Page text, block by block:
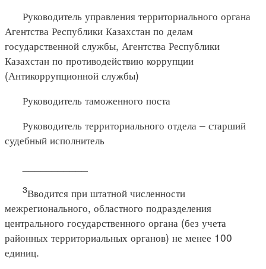
Руководитель управления территориального органа
Агентства Республики Казахстан по делам
государственной службы, Агентства Республики
Казахстан по противодействию коррупции
(Антикоррупционной службы)
Руководитель таможенного поста
Руководитель территориального отдела – старший
судебный исполнитель
3Вводится при штатной численности
межрегионального, областного подразделения
центрального государственного органа (без учета
районных территориальных органов) не менее 100
единиц.